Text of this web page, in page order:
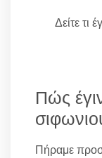
Δείτε τι
Πώς
Πήραμε